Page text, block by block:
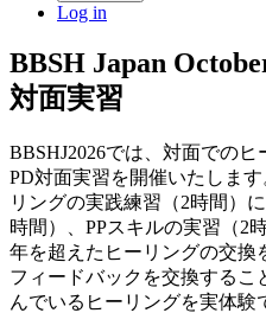
Log in
BBSH Japan
対面実習
BBSHJ2026では、対面での
PD対面実習を開催いたしま
リングの実践練習（2時間）
時間）、PPスキルの実習（2
年を超えたヒーリングの交換
フィードバックを交換するこ
んでいるヒーリングを実体